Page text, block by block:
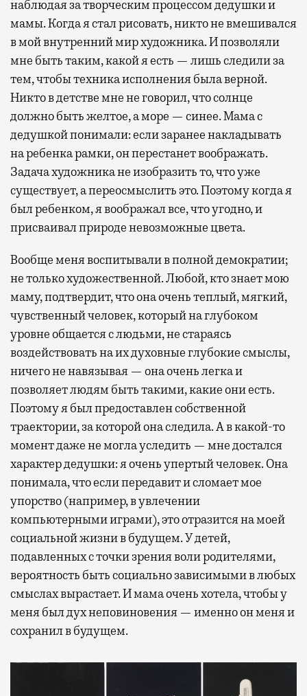
наблюдая за творческим процессом дедушки и
мамы. Когда я стал рисовать, никто не вмешивался
в мой внутренний мир художника. И позволяли
мне быть таким, какой я есть — лишь следили за
тем, чтобы техника исполнения была верной.
Никто в детстве мне не говорил, что солнце
должно быть желтое, а море — синее. Мама с
дедушкой понимали: если заранее накладывать
на ребенка рамки, он перестанет воображать.
Задача художника не изобразить то, что уже
существует, а переосмыслить это. Поэтому когда я
был ребенком, я воображал все, что угодно, и
присваивал природе невозможные цвета.
Вообще меня воспитывали в полной демократии;
не только художественной. Любой, кто знает мою
маму, подтвердит, что она очень теплый, мягкий,
чувственный человек, который на глубоком
уровне общается с людьми, не стараясь
воздействовать на их духовные глубокие смыслы,
ничего не навязывая — она очень легка и
позволяет людям быть такими, какие они есть.
Поэтому я был предоставлен собственной
траектории, за которой она следила. А в какой-то
момент даже не могла уследить — мне достался
характер дедушки: я очень упертый человек. Она
понимала, что если передавит и сломает мое
упорство (например, в увлечении
компьютерными играми), это отразится на моей
социальной жизни в будущем. У детей,
подавленных с точки зрения воли родителями,
вероятность быть социально зависимыми в любых
смыслах вырастает. И мама очень хотела, чтобы у
меня был дух неповиновения — именно он меня и
сохранил в будущем.